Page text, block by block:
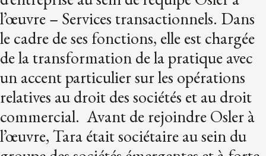
l’œuvre – Services transactionnels. Dans
le cadre de ses fonctions, elle est chargée
de la transformation de la pratique avec
un accent particulier sur les opérations
relatives au droit des sociétés et au droit
commercial. Avant de rejoindre Osler à
l’œuvre, Tara était sociétaire au sein du